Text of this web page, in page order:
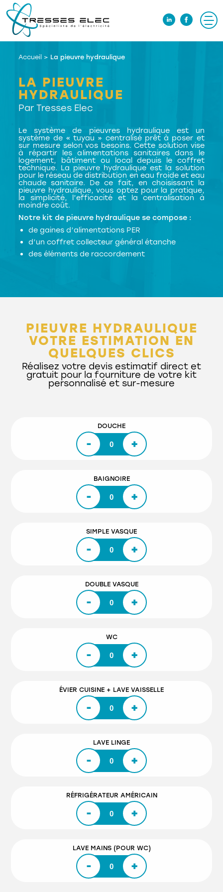
Accueil > La pieuvre hydraulique
LA PIEUVRE
HYDRAULIQUE
Par Tresses Elec
Le système de pieuvres hydraulique est un
système de « tuyau » centralisé prêt à poser et
sur mesure selon vos besoins. Cette solution vise
à répartir les alimentations sanitaires dans le
logement, bâtiment ou local depuis le coffret
technique. La pieuvre hydraulique est la solution
pour le réseau de distribution en eau froide et eau
chaude sanitaire. De ce fait, en choisissant la
pieuvre hydraulique, vous optez pour la pratique,
la simplicité, l’efficacité et la centralisation à
moindre coût.
Notre kit de pieuvre hydraulique se compose :
de gaines d’alimentations PER
d’un coffret collecteur général étanche
des éléments de raccordement
PIEUVRE HYDRAULIQUE
VOTRE ESTIMATION EN
QUELQUES CLICS
Réalisez votre devis estimatif direct et
gratuit pour la fourniture de votre kit
personnalisé et sur-mesure
DOUCHE
+
-
BAIGNOIRE
+
-
SIMPLE VASQUE
+
-
DOUBLE VASQUE
+
-
WC
+
-
ÉVIER CUISINE + LAVE VAISSELLE
+
-
LAVE LINGE
+
-
RÉFRIGÉRATEUR AMÉRICAIN
+
-
LAVE MAINS (POUR WC)
+
-